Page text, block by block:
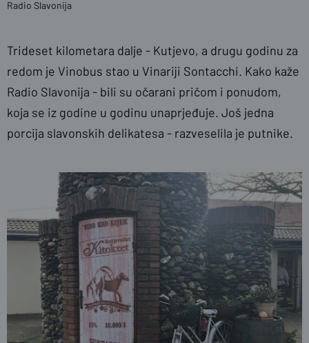
Radio Slavonija
Trideset kilometara dalje - Kutjevo, a drugu godinu za
redom je Vinobus stao u Vinariji Sontacchi. Kako kaže
Radio Slavonija - bili su očarani pričom i ponudom,
koja se iz godine u godinu unaprjeđuje. Još jedna
porcija slavonskih delikatesa - razveselila je putnike.